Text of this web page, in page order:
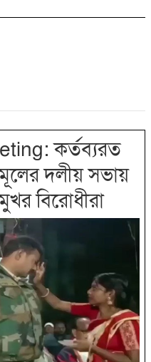
কর্তব্যরত
দলীয় সভায়
বিরোধীরা